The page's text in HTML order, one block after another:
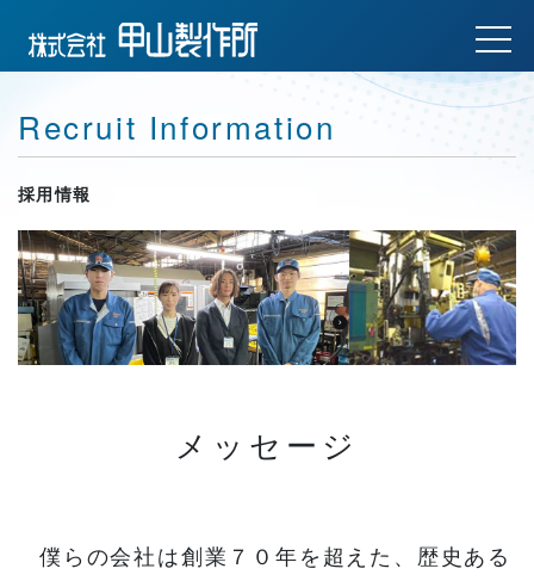
Recruit Information
採用情報
メッセージ
僕らの会社は創業７０年を超えた、歴史ある